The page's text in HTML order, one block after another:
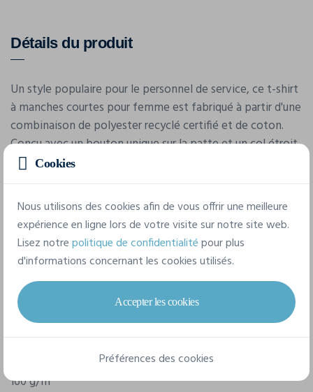
Détails du produit
Un style populaire pour le personnel de service, ce t-shirt
à manches courtes pour femme est fabriqué à partir d'une
combinaison de polyester recyclé certifié et de coton.
Conçu avec un bouton unique sur la patte et un col étroit
à bande, ce style a un toucher doux au tissu.
Caractéristiques
Marque
Premier
Référence
160 g/m²
Cookies
Nous utilisons des cookies afin de vous offrir une meilleure
expérience en ligne lors de votre visite sur notre site web.
Lisez notrepolitique de confidentialitépour plus
d'informations concernant les cookies utilisés.
Accepter les cookies
Préférences des cookies